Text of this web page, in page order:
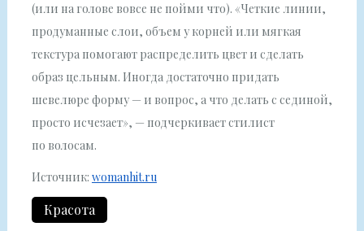
(или на голове вовсе не пойми что). «Четкие линии,
продуманные слои, объем у корней или мягкая
текстура помогают распределить цвет и сделать
образ цельным. Иногда достаточно придать
шевелюре форму — и вопрос, а что делать с сединой,
просто исчезает», — подчеркивает стилист
по волосам.
Источник: womanhit.ru
Красота